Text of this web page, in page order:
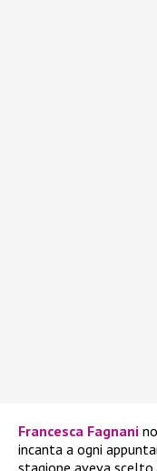
Francesca Fagnani
incanta a ogni
stagione aveva scelto